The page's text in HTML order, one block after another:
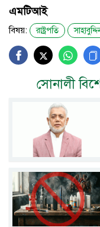
এমটিআই
বিষয়: রাষ্ট্রপতি
সোনালী